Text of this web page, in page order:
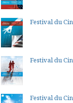
Festival du
Festival du
Festival du